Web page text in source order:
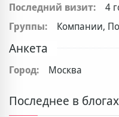
Последний визит:
4
Группы:
Компании,
Анкета
Город: Москва
Последнее в блогах